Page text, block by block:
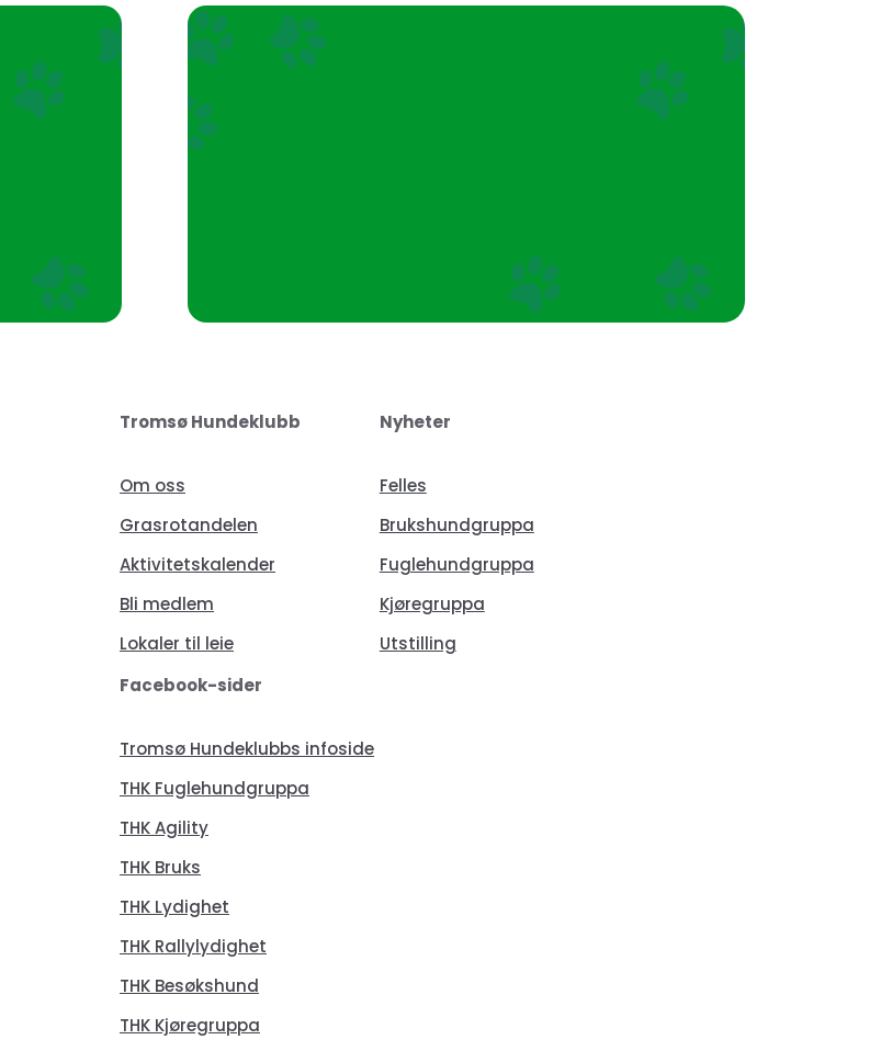
Tromsø Hundeklubb
Om oss
Grasrotandelen
Aktivitetskalender
Bli medlem
Lokaler til leie
Nyheter
Felles
Brukshundgruppa
Fuglehundgruppa
Kjøregruppa
Utstilling
Facebook-sider
Tromsø Hundeklubbs infoside
THK Fuglehundgruppa
THK Agility
THK Bruks
THK Lydighet
THK Rallylydighet
THK Besøkshund
THK Kjøregruppa